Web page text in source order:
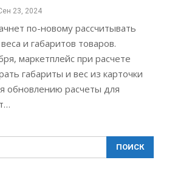
23, 2024
по-новому рассчитывать
и габаритов товаров.
маркетплейс при расчете
габариты и вес из карточки
обновлению расчеты для